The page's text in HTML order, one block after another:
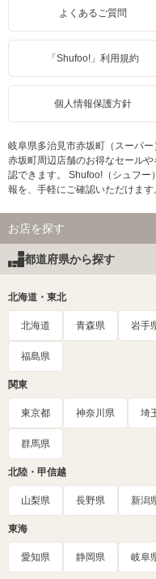
よくあるご質問
「Shufoo!」利用規約
個人情報保護方針
岐阜県多治見市赤坂町（スーパ
赤坂町周辺店舗のお得なセール
認できます。 Shufoo!（シュフ
報を、手軽にご確認いただけます
お店を探す
都道府県から探す
北海道・東北
北海道 青森県 岩手
福島県
関東
東京都 神奈川県 埼
群馬県
北陸・甲信越
山梨県 長野県 新潟
東海
愛知県 静岡県 岐阜